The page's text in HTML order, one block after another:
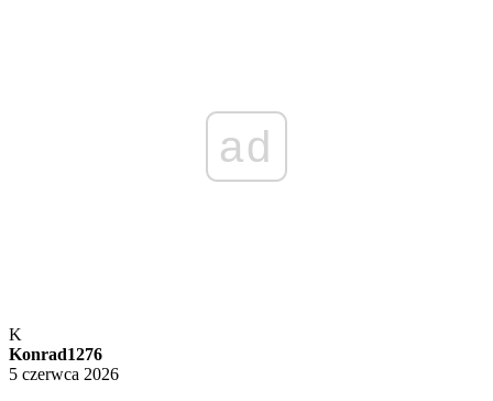
ad
K
Konrad1276
5 czerwca 2026